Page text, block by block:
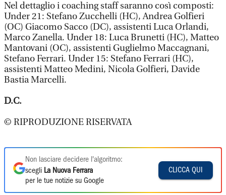
Nel dettaglio i coaching staff saranno così composti:
Under 21: Stefano Zucchelli (HC), Andrea Golfieri
(OC) Giacomo Sacco (DC), assistenti Luca Orlandi,
Marco Zanella. Under 18: Luca Brunetti (HC), Matteo
Mantovani (OC), assistenti Guglielmo Maccagnani,
Stefano Ferrari. Under 15: Stefano Ferrari (HC),
assistenti Matteo Medini, Nicola Golfieri, Davide
Bastia Marcelli.
D.C.
© RIPRODUZIONE RISERVATA
Non lasciare decidere l'algoritmo:
scegli La Nuova Ferrara
per le tue notizie su Google
CLICCA QUI